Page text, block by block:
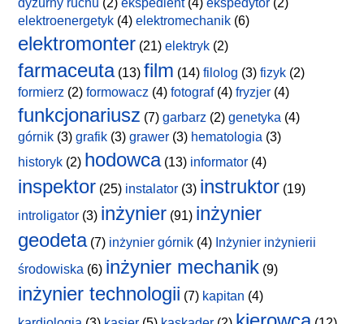
dyżurny ruchu (2) ekspedient(4) ekspedytor (2)
elektroenergetyk (4) elektromechanik (6)
elektromonter (21) elektryk (2)
farmaceuta(13) film (14) filolog (3) fizyk (2)
formierz (2) formowacz (4) fotograf(4) fryzjer (4)
funkcjonariusz (7) garbarz (2) genetyka (4)
górnik (3) grafik (3) grawer (3) hematologia (3)
historyk (2) hodowca(13) informator (4)
inspektor (25) instalator (3) instruktor (19)
introligator (3) inżynier (91) inżynier
geodeta(7) inżynier górnik (4) Inżynier inżynierii
środowiska (6) inżynier mechanik (9)
inżynier technologii (7) kapitan (4)